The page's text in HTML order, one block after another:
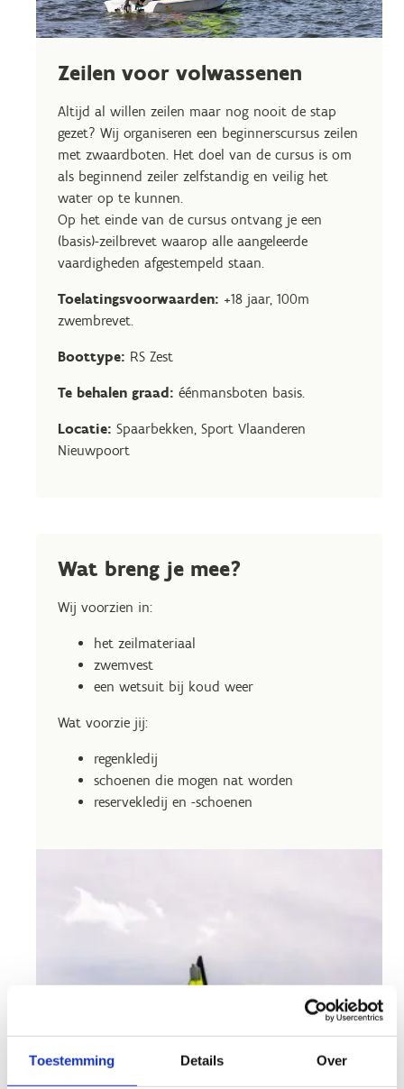
Toestemming Details Over
Zeilen voor volwassenen
Altijd al willen zeilen maar nog nooit de stap
gezet? Wij organiseren een beginnerscursus zeilen
met zwaardboten. Het doel van de cursus is om
als beginnend zeiler zelfstandig en veilig het
water op te kunnen.
Op het einde van de cursus ontvang je een
(basis)-zeilbrevet waarop alle aangeleerde
vaardigheden afgestempeld staan.
Toelatingsvoorwaarden: +18 jaar, 100m
zwembrevet.
Boottype: RS Zest
Te behalen graad: éénmansboten basis.
Locatie: Spaarbekken, Sport Vlaanderen
Nieuwpoort
Wat breng je mee?
Wij voorzien in:
het zeilmateriaal
zwemvest
een wetsuit bij koud weer
Wat voorzie jij:
regenkledij
schoenen die mogen nat worden
reservekledij en -schoenen